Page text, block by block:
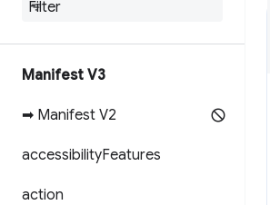
Manifest V3
➡ Manifest V2
accessibilityFeatures
action